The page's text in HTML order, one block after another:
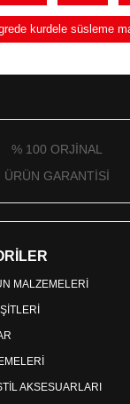
kurdele süsleme
% 100 ORJİNAL
ÜRÜN GARANTİSİ
MALZEMELERİ
AKSESUARLARI